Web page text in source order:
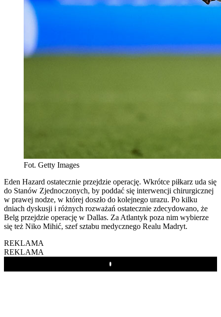
Fot. Getty Images
Eden Hazard ostatecznie przejdzie operację. Wkrótce piłkarz uda się
do Stanów Zjednoczonych, by poddać się interwencji chirurgicznej
w prawej nodze, w której doszło do kolejnego urazu. Po kilku
dniach dyskusji i różnych rozważań ostatecznie zdecydowano, że
Belg przejdzie operację w Dallas. Za Atlantyk poza nim wybierze
się też Niko Mihić, szef sztabu medycznego Realu Madryt.
REKLAMA
REKLAMA
Play